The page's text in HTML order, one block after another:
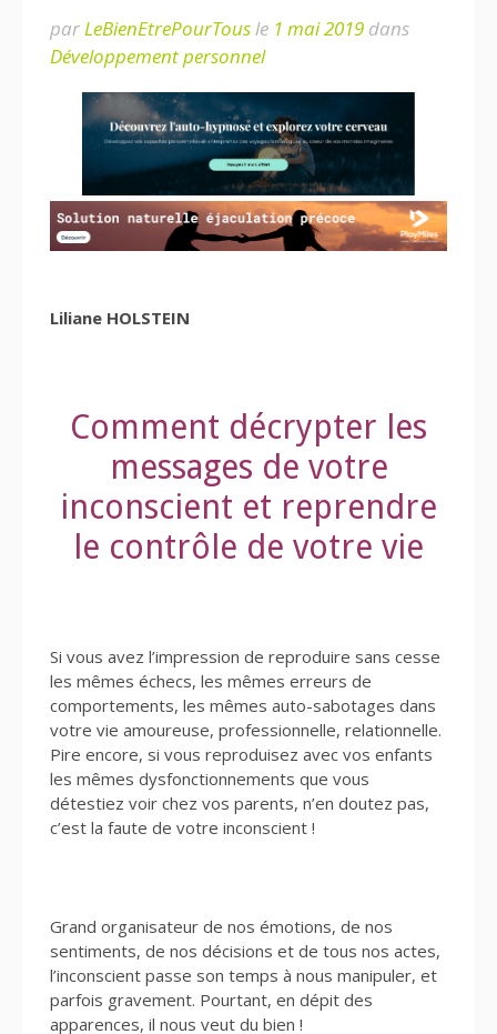
parLeBienEtrePourTousle 1 mai 2019 dans
Développement personnel
Liliane HOLSTEIN
Comment décrypter les
messages de votre
inconscient et reprendre
le contrôle de votre vie
Si vous avez l’impression de reproduire sans cesse
les mêmes échecs, les mêmes erreurs de
comportements, les mêmes auto-sabotages dans
votre vie amoureuse, professionnelle, relationnelle.
Pire encore, si vous reproduisez avec vos enfants
les mêmes dysfonctionnements que vous
détestiez voir chez vos parents, n’en doutez pas,
c’est la faute de votre inconscient !
Grand organisateur de nos émotions, de nos
sentiments, de nos décisions et de tous nos actes,
l’inconscient passe son temps à nous manipuler, et
parfois gravement. Pourtant, en dépit des
apparences, il nous veut du bien !